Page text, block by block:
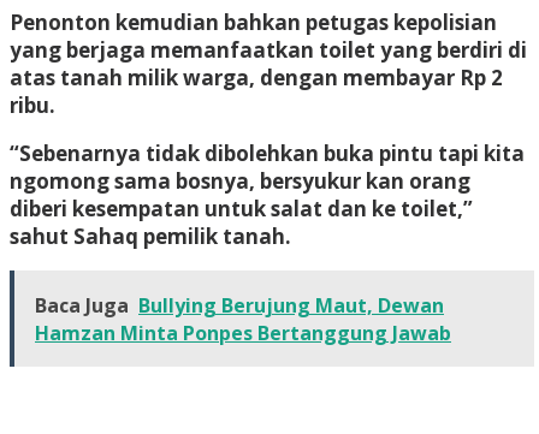
Penonton kemudian bahkan petugas kepolisian
yang berjaga memanfaatkan toilet yang berdiri di
atas tanah milik warga, dengan membayar Rp 2
ribu.
“Sebenarnya tidak dibolehkan buka pintu tapi kita
ngomong sama bosnya, bersyukur kan orang
diberi kesempatan untuk salat dan ke toilet,”
sahut Sahaq pemilik tanah.
Baca Juga Bullying Berujung Maut, Dewan
Hamzan Minta Ponpes Bertanggung Jawab